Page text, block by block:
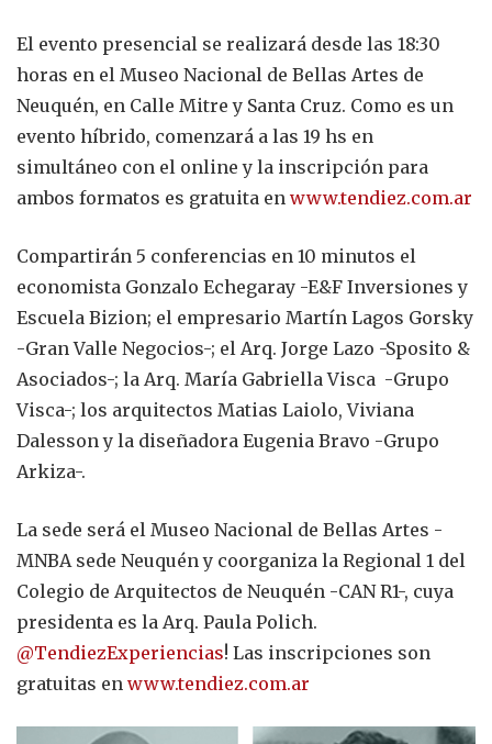
El evento presencial se realizará desde las 18:30
horas en el Museo Nacional de Bellas Artes de
Neuquén, en Calle Mitre y Santa Cruz. Como es un
evento híbrido, comenzará a las 19 hs en
simultáneo con el online y la inscripción para
ambos formatos es gratuita en www.tendiez.com.ar
Compartirán 5 conferencias en 10 minutos el
economista Gonzalo Echegaray -E&F Inversiones y
Escuela Bizion; el empresario Martín Lagos Gorsky
-Gran Valle Negocios-; el Arq. Jorge Lazo -Sposito &
Asociados-; la Arq. María Gabriella Visca -Grupo
Visca-; los arquitectos Matias Laiolo, Viviana
Dalesson y la diseñadora Eugenia Bravo -Grupo
Arkiza-.
La sede será el Museo Nacional de Bellas Artes -
MNBA sede Neuquén y coorganiza la Regional 1 del
Colegio de Arquitectos de Neuquén -CAN R1-, cuya
presidenta es la Arq. Paula Polich.
@TendiezExperiencias! Las inscripciones son
gratuitas en www.tendiez.com.ar